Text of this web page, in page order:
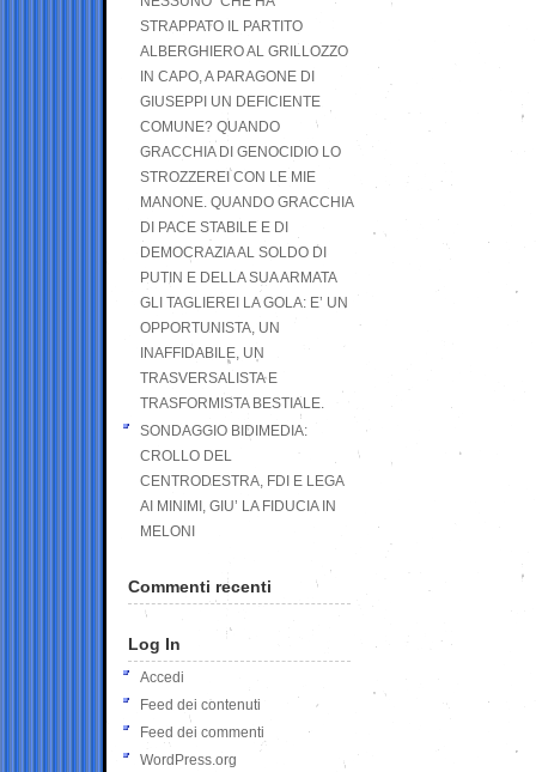
STRAPPATO IL PARTITO
ALBERGHIERO AL GRILLOZZO
IN CAPO, A PARAGONE DI
GIUSEPPI UN DEFICIENTE
COMUNE? QUANDO
GRACCHIA DI GENOCIDIO LO
STROZZEREI CON LE MIE
MANONE. QUANDO GRACCHIA
DI PACE STABILE E DI
DEMOCRAZIA AL SOLDO DI
PUTIN E DELLA SUA ARMATA
GLI TAGLIEREI LA GOLA: E’ UN
OPPORTUNISTA, UN
INAFFIDABILE, UN
TRASVERSALISTA E
TRASFORMISTA BESTIALE.
SONDAGGIO BIDIMEDIA:
CROLLO DEL
CENTRODESTRA, FDI E LEGA
AI MINIMI, GIU’ LA FIDUCIA IN
MELONI
Commenti recenti
Log In
Accedi
Feed dei contenuti
Feed dei commenti
WordPress.org